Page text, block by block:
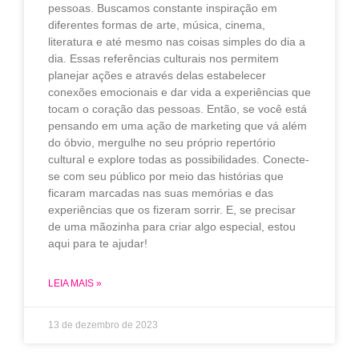
pessoas. Buscamos constante inspiração em
diferentes formas de arte, música, cinema,
literatura e até mesmo nas coisas simples do dia a
dia. Essas referências culturais nos permitem
planejar ações e através delas estabelecer
conexões emocionais e dar vida a experiências que
tocam o coração das pessoas. Então, se você está
pensando em uma ação de marketing que vá além
do óbvio, mergulhe no seu próprio repertório
cultural e explore todas as possibilidades. Conecte-
se com seu público por meio das histórias que
ficaram marcadas nas suas memórias e das
experiências que os fizeram sorrir. E, se precisar
de uma mãozinha para criar algo especial, estou
aqui para te ajudar!
LEIA MAIS »
13 de dezembro de 2023